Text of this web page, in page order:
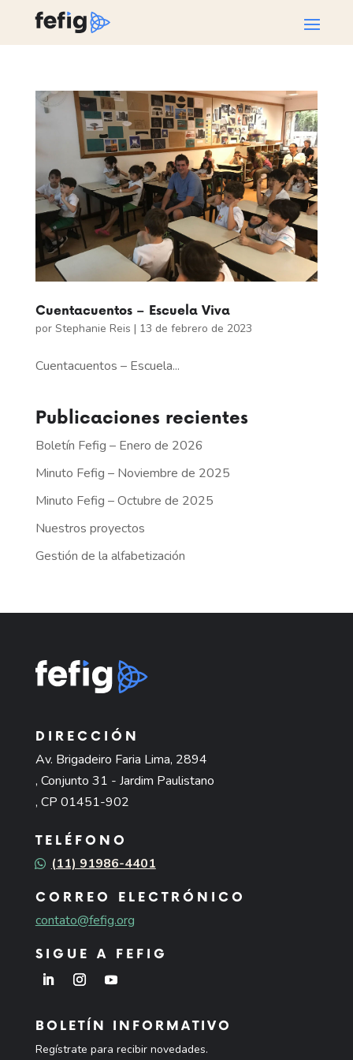
Cuentacuentos – Escuela Viva
por Stephanie Reis | 13 de febrero de 2023
Cuentacuentos – Escuela...
Publicaciones recientes
Boletín Fefig – Enero de 2026
Minuto Fefig – Noviembre de 2025
Minuto Fefig – Octubre de 2025
Nuestros proyectos
Gestión de la alfabetización
DIRECCIÓN
Av. Brigadeiro Faria Lima, 2894
, Conjunto 31 - Jardim Paulistano
, CP 01451-902
TELÉFONO
(11) 91986-4401
CORREO ELECTRÓNICO
contato@fefig.org
SIGUE A FEFIG
BOLETÍN INFORMATIVO
Regístrate para recibir novedades.